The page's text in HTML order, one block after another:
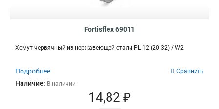
Fortisflex 69011
Хомут червячный из нержавеющей стали PL-12 (20-32) / W2
Подробнее Сравнить
Наличие: В наличии
14,82 ₽